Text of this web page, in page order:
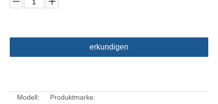
erkundigen
Modell:
Produktmarke: